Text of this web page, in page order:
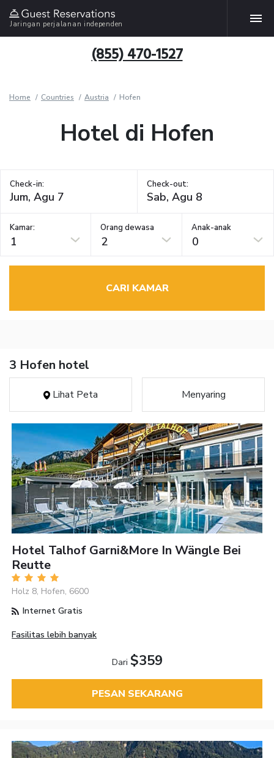
Jaringan perjalanan independen
(855) 470-1527
Home Countries Austria Hofen
Hotel di Hofen
Check-in: Check-out:
Kamar:
1
Orang dewasa
2
Anak-anak
0
CARI KAMAR
3 Hofen hotel
Lihat Peta Menyaring
Hotel Talhof Garni&more In Wängle Bei
Reutte
Holz 8, Hofen, 6600
Internet Gratis
Fasilitas lebih banyak
Dari $359
PESAN SEKARANG